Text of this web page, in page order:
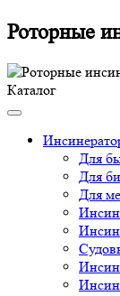
Роторные
Каталог
Для
Для
Для